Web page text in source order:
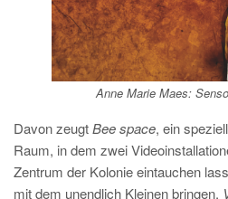
Anne Marie Maes:
Davon zeugtBee space, ein
Raum, in dem zwei
Zentrum der Kolonie eintauchen
mit dem unendlich Kleinen bringen.